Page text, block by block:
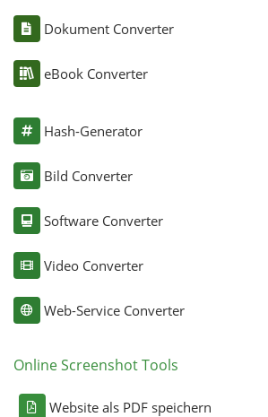
Dokument Converter
eBook Converter
Hash-Generator
Bild Converter
Software Converter
Video Converter
Web-Service Converter
Online Screenshot Tools
Website als PDF speichern